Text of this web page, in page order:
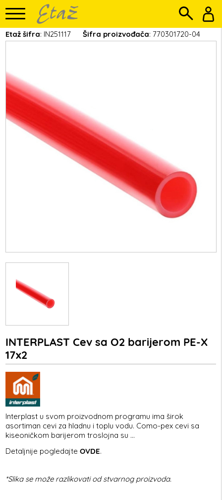
Etaž šifra: IN251117 Šifra proizvođača: 770301720-04
INTERPLAST Cev sa O2 barijerom PE-X
17x2
Interplast u svom proizvodnom programu ima širok
asortiman cevi za hladnu i toplu vodu. Como-pex cevi sa
kiseoničkom barijerom troslojna su ...
Detaljnije pogledajteOVDE.
*Slika se može razlikovati od stvarnog proizvoda.